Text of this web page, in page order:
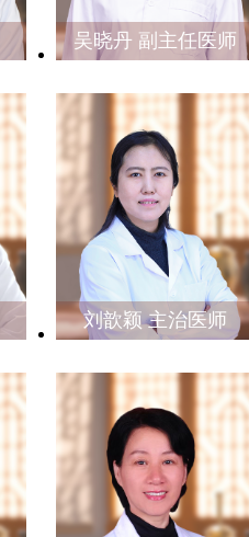
吴晓丹 副主任医师
刘歆颖 主治医师